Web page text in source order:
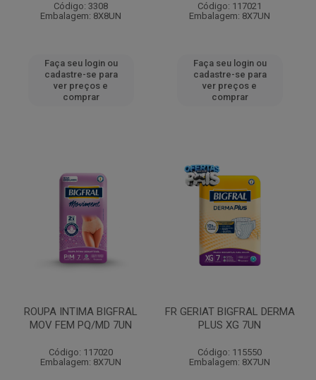
Código: 3308
Embalagem: 8X8UN
Faça seu login ou
cadastre-se para
ver preços e
comprar
Código: 117021
Embalagem: 8X7UN
Faça seu login ou
cadastre-se para
ver preços e
comprar
ROUPA INTIMA BIGFRAL
MOV FEM PQ/MD 7UN
Código: 117020
Embalagem: 8X7UN
FR GERIAT BIGFRAL DERMA
PLUS XG 7UN
Código: 115550
Embalagem: 8X7UN